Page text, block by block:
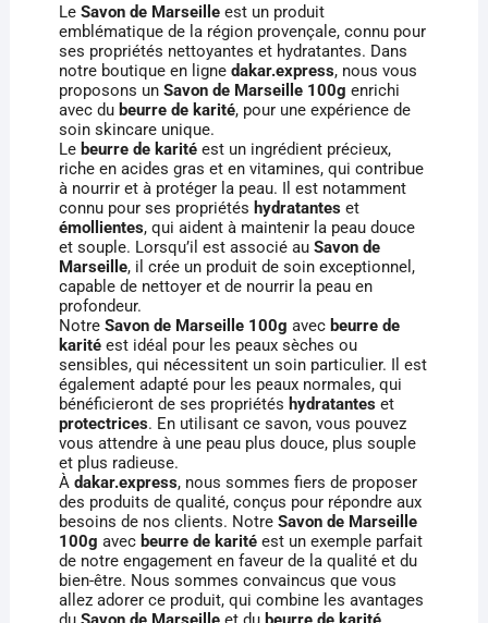
Le Savon de Marseilleest un produit
emblématique de la région provençale, connu pour
ses propriétés nettoyantes et hydratantes. Dans
notre boutique en ligne dakar.express, nous vous
proposons un Savon de Marseille 100g enrichi
avec du beurre de karité, pour une expérience de
soin skincare unique.
Le beurre de karitéest un ingrédient précieux,
riche en acides gras et en vitamines, qui contribue
à nourrir et à protéger la peau. Il est notamment
connu pour ses propriétés hydratanteset
émollientes, qui aident à maintenir la peau douce
et souple. Lorsqu’il est associé au Savon de
Marseille, il crée un produit de soin exceptionnel,
capable de nettoyer et de nourrir la peau en
profondeur.
Notre Savon de Marseille 100g avec beurre de
karitéest idéal pour les peaux sèches ou
sensibles, qui nécessitent un soin particulier. Il est
également adapté pour les peaux normales, qui
bénéficieront de ses propriétés hydratanteset
protectrices. En utilisant ce savon, vous pouvez
vous attendre à une peau plus douce, plus souple
et plus radieuse.
À dakar.express, nous sommes fiers de proposer
des produits de qualité, conçus pour répondre aux
besoins de nos clients. Notre Savon de Marseille
100g avec beurre de karitéest un exemple parfait
de notre engagement en faveur de la qualité et du
bien-être. Nous sommes convaincus que vous
allez adorer ce produit, qui combine les avantages